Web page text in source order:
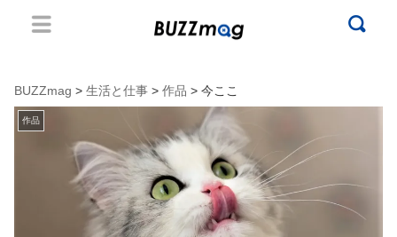
BUZZmag > 生活と仕事 > 作品 > 今ここ
作品